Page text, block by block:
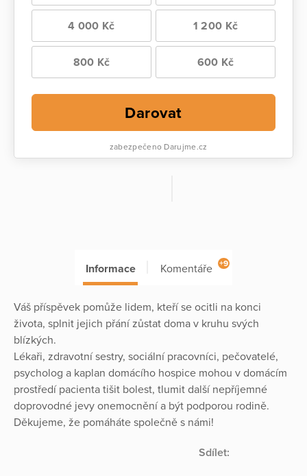
4 000 Kč 1 200 Kč
800 Kč 600 Kč
Darovat
zabezpečeno Darujme.cz
Informace Komentáře +9
Váš příspěvek pomůže lidem, kteří se ocitli na konci
života, splnit jejich přání zůstat doma v kruhu svých
blízkých.
Lékaři, zdravotní sestry, sociální pracovníci, pečovatelé,
psycholog a kaplan domácího hospice mohou v domácím
prostředí pacienta tišit bolest, tlumit další nepříjemné
doprovodné jevy onemocnění a být podporou rodině.
Děkujeme, že pomáháte společně s námi!
Sdílet: